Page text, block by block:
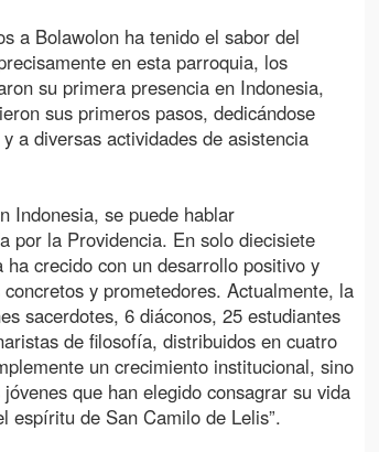
a Bolawolon ha tenido el sabor del
en esta parroquia, los
su primera presencia en Indonesia,
sus primeros pasos, dedicándose
a diversas actividades de asistencia
Indonesia, se puede hablar
por la Providencia. En solo diecisiete
crecido con un desarrollo positivo y
y prometedores. Actualmente, la
sacerdotes, 6 diáconos, 25 estudiantes
de filosofía, distribuidos en cuatro
un crecimiento institucional, sino
que han elegido consagrar su vida
espíritu de San Camilo de Lelis”.